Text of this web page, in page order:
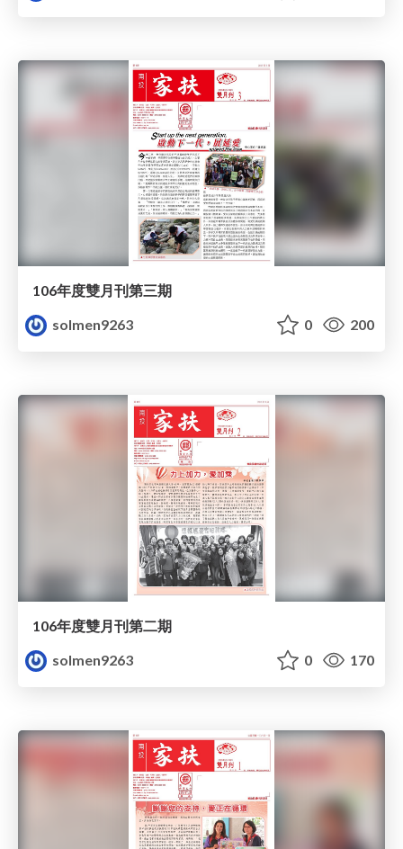
106年度雙月刊第三期
solmen9263
0 200
106年度雙月刊第二期
solmen9263
0 170